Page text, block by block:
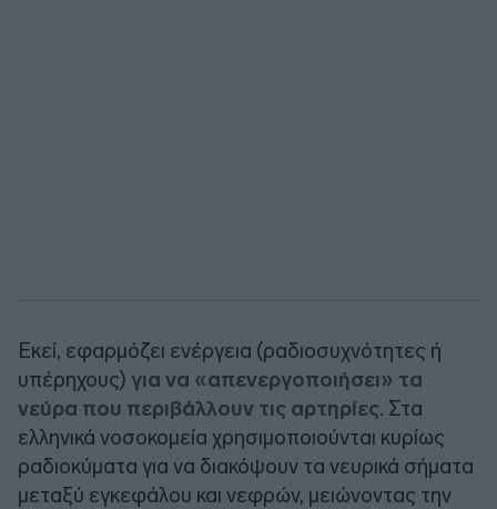
Εκεί, εφαρμόζει ενέργεια (ραδιοσυχνότητες ή
υπέρηχους) για να «απενεργοποιήσει» τα
νεύρα που περιβάλλουν τις αρτηρίες. Στα
ελληνικά νοσοκομεία χρησιμοποιούνται κυρίως
ραδιοκύματα για να διακόψουν τα νευρικά σήματα
μεταξύ εγκεφάλου και νεφρών, μειώνοντας την